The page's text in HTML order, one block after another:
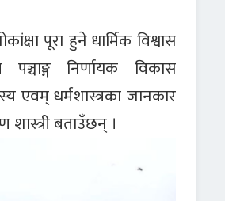
पूरा हुने धार्मिक विश्वास
निर्णायक विकास
एवम् धर्मशास्त्रका जानकार
शास्त्री बताउँछन् ।